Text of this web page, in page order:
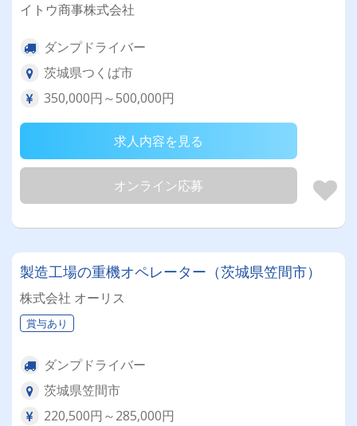
イトウ商事株式会社
ダンプドライバー
茨城県つくば市
350,000円～500,000円
求人内容を見る
オンライン応募
製造工場の重機オペレーター（茨城県笠間市）
株式会社 オーリス
賞与あり
ダンプドライバー
茨城県笠間市
220,500円～285,000円